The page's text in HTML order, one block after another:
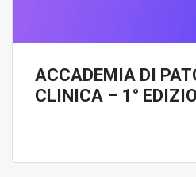
ACCADEMIA DI
CLINICA – 1°